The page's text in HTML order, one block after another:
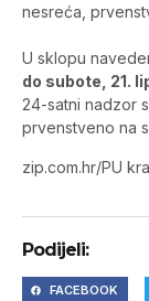
nesreća,
U sklopu
do subote, 21.
24-satni nadzor
prvenstveno na
zip.com.hr/PU
Podijeli:
FACEBOOK